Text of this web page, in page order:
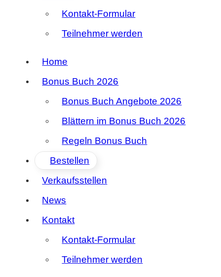
Kontakt-Formular
Teilnehmer werden
Home
Bonus Buch 2026
Bonus Buch Angebote 2026
Blättern im Bonus Buch 2026
Regeln Bonus Buch
Bestellen
Verkaufsstellen
News
Kontakt
Kontakt-Formular
Teilnehmer werden